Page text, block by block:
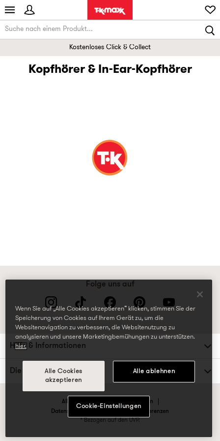
Kostenloses Click & Collect
Kopfhörer & In-Ear-Kopfhörer
Folge uns auf
Hilfe & Informationen
Die TK Maxx Familie
Allgemeine Geschäftsbedingungen
Datenschutzrichtlinien & Cookie-Präferenzen
* Bezogen auf den UVP.
Wenn Sie auf „Alle Cookies akzeptieren“ klicken, stimmen Sie der
Speicherung von Cookies auf Ihrem Gerät zu, um die
Websitenavigation zu verbessern, die Websitenutzung zu
analysieren und unsere Marketingbemühungen zu unterstützen.
hier.
Alle Cookies
akzeptieren
Alle ablehnen
Cookie-Einstellungen